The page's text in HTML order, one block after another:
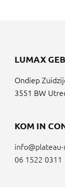
LUMAX
Ondiep
3551 BW
KOM IN
06 1522 0311